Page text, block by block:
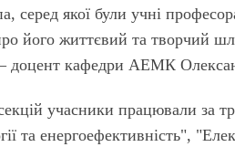
серед якої були учні
його життєвий та творчий
доцент кафедри АЕМК
учасники працювали за
та енергоефективність",